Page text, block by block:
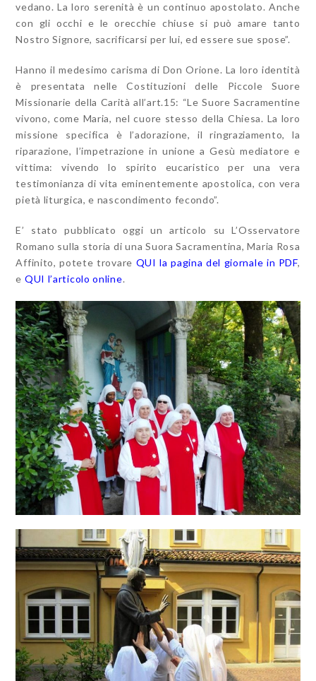
vedano. La loro serenità è un continuo apostolato. Anche
con gli occhi e le orecchie chiuse si può amare tanto
Nostro Signore, sacrificarsi per lui, ed essere sue spose”.
Hanno il medesimo carisma di Don Orione. La loro identità
è presentata nelle Costituzioni delle Piccole Suore
Missionarie della Carità all’art.15: “Le Suore Sacramentine
vivono, come Maria, nel cuore stesso della Chiesa. La loro
missione specifica è l’adorazione, il ringraziamento, la
riparazione, l’impetrazione in unione a Gesù mediatore e
vittima: vivendo lo spirito eucaristico per una vera
testimonianza di vita eminentemente apostolica, con vera
pietà liturgica, e nascondimento fecondo”.
E’ stato pubblicato oggi un articolo su L’Osservatore
Romano sulla storia di una Suora Sacramentina, Maria Rosa
Affinito, potete trovare QUI la pagina del giornale in PDF,
e QUI l’articolo online.